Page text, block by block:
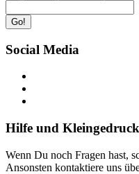
Go!
Social Media
Hilfe und
Wenn Du noch Fragen hast,
Ansonsten kontaktiere uns